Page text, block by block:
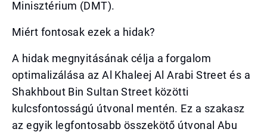
Minisztérium (DMT).
Miért fontosak ezek a hidak?
A hidak megnyitásának célja a forgalom
optimalizálása az Al Khaleej Al Arabi Street és a
Shakhbout Bin Sultan Street közötti
kulcsfontosságú útvonal mentén. Ez a szakasz
az egyik legfontosabb összekötő útvonal Abu